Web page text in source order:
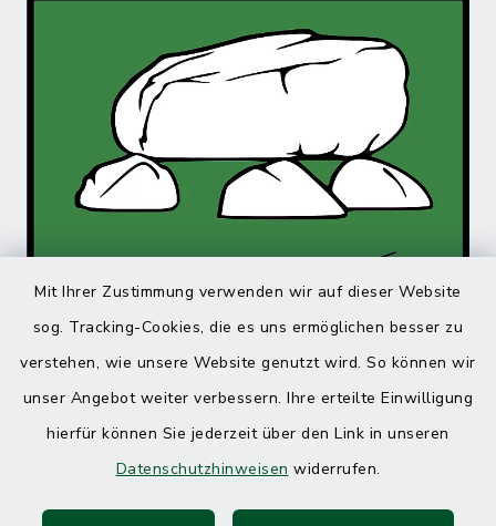
Mit Ihrer Zustimmung verwenden wir auf dieser Website
sog. Tracking-Cookies, die es uns ermöglichen besser zu
verstehen, wie unsere Website genutzt wird. So können wir
unser Angebot weiter verbessern. Ihre erteilte Einwilligung
hierfür können Sie jederzeit über den Link in unseren
Datenschutzhinweisen widerrufen.